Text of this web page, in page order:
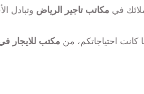
في مكاتب تاجير الرياض وتبادل
كانت احتياجاتكم، من مكتب للايجار